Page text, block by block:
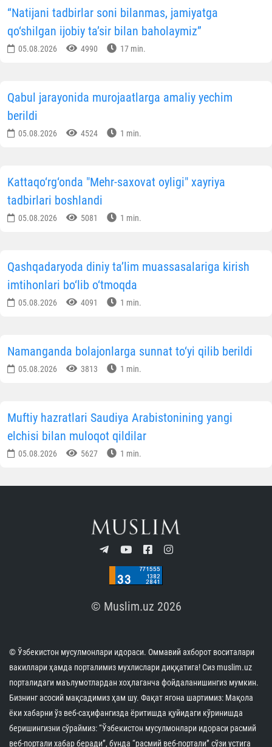
“Natijani tadbirlar soni bilanmas, jamiyatga
qo‘shilgan ijobiy ta’sir bilan baholaymiz”
05.08.2026 4990 17 min.
Qabul jarayonida murojaatlarga amaliy yechim
berildi
05.08.2026 4524 1 min.
Kattaqo‘rg‘onda "Mehr-saxovat oyligi" xayriya
tadbirlari boshlandi
05.08.2026 5081 1 min.
Qashqadaryoda diniy ta’lim muassasalariga kirish
imtihonlari bo‘lib o‘tmoqda
05.08.2026 4091 1 min.
Namanganda bolajonlarga sunnat to‘yi qilib berildi
05.08.2026 3813 1 min.
Muftiy hazratlari Saudiya Arabistonining yangi
elchisi bilan muloqot qildilar
05.08.2026 5627 1 min.
© Muslim.uz 2026
© Ўзбекистон мусулмонлари идораси. Оммавий ахборот воситалари
вакиллари ҳамда порталимиз мухлислари диққатига! Сиз muslim.uz
порталидаги маълумотлардан хоҳлаганча фойдаланишингиз мумкин.
Бизнинг асосий мақсадимиз ҳам шу. Фақат ягона шартимиз: Мақола
ёки хабарни ўз веб-саҳифангизда ёритишда қуйидаги кўринишда
беришингизни сўраймиз: “Ўзбекистон мусулмонлари идораси расмий
веб-портали хабар беради”, бунда “расмий веб-портали” сўзи устига